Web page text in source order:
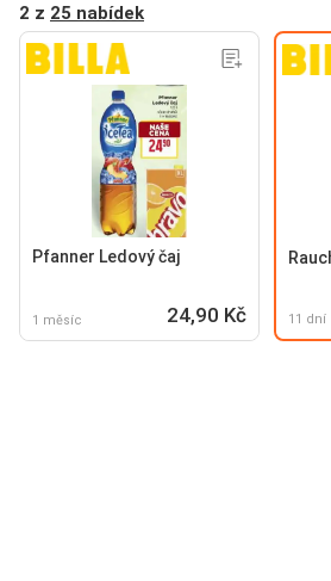
2 z 25 nabídek
Pfanner Ledový čaj
1 měsíc 24,90 Kč 11 dní